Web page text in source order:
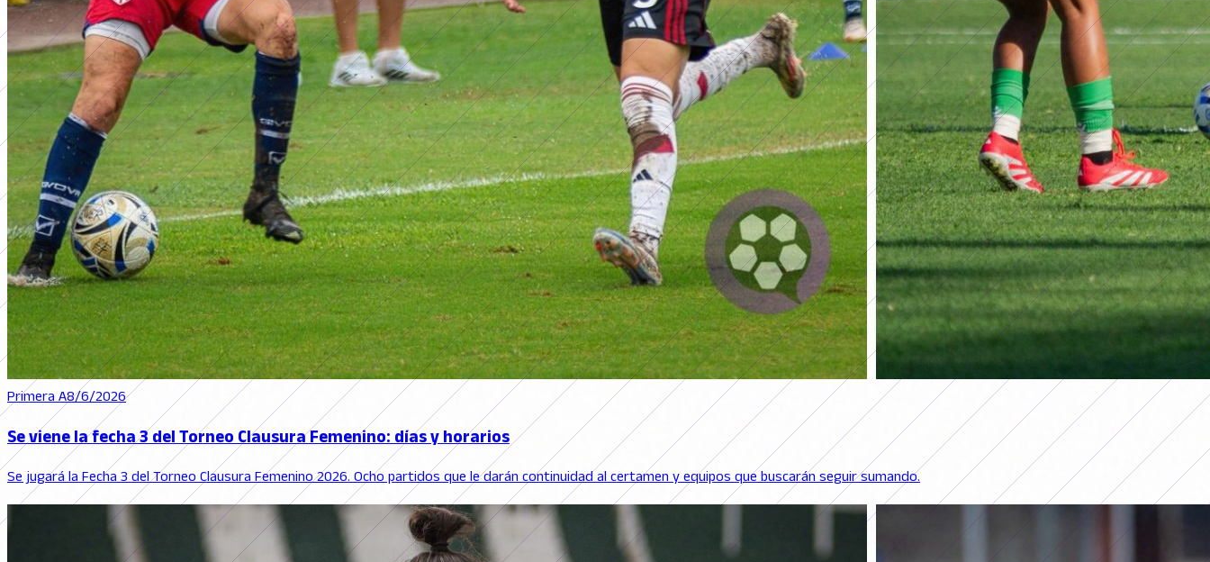
Primera A8/6/2026
Se viene la fecha 3 del Torneo Clausura Femenino: días y horarios
Se jugará la Fecha 3 del Torneo Clausura Femenino 2026. Ocho partidos que le darán continuidad al certamen y equipos que buscarán seguir sumando.